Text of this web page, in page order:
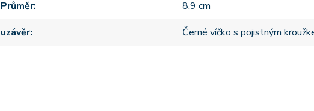
Průměr
8,9 cm
uzávěr
Černé víčko s pojistným